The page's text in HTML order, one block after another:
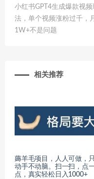
小红书GPT4生成爆款视频
法，单个视频涨粉过千，
1W+不是问题
相关推荐
薅羊毛项目，人人可做，只
动手不动脑。扫一扫，点
点，真实轻松日入1000+